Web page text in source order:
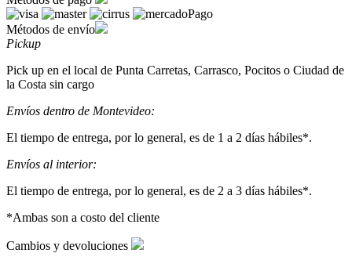
Métodos de envío
Pickup
Pick up en el local de Punta Carretas, Carrasco, Pocitos o Ciudad de
la Costa sin cargo
Envíos dentro de Montevideo:
El tiempo de entrega, por lo general, es de 1 a 2 días hábiles*.
Envíos al interior:
El tiempo de entrega, por lo general, es de 2 a 3 días hábiles*.
*Ambas son a costo del cliente
Cambios y devoluciones